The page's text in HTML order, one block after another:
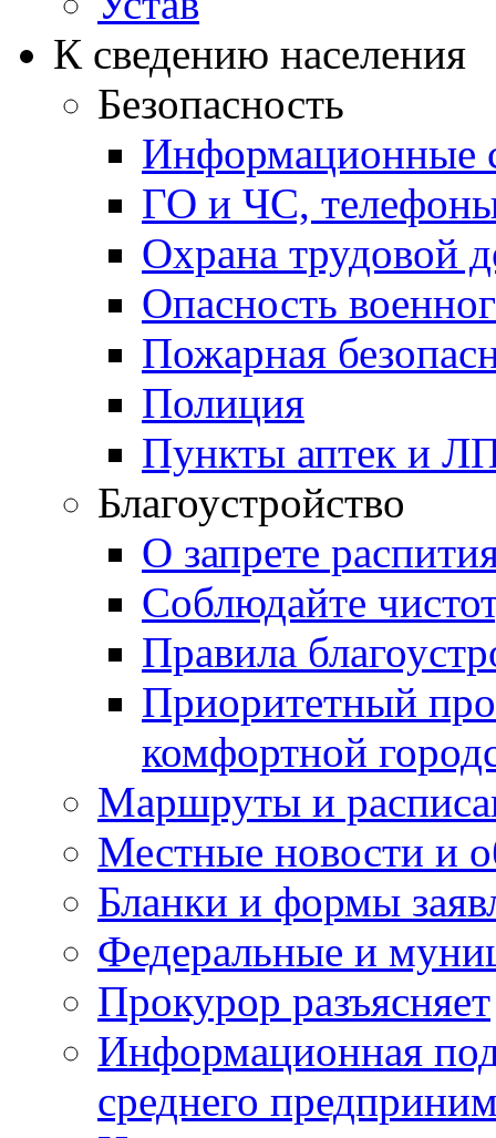
К сведению населения
Безопасность
Информационные
ГО и ЧС,
Охрана трудовой
Опасность
Пожарная
Полиция
Пункты аптек и
Благоустройство
О запрете
Соблюдайте
Правила
Приоритетный
комфортной
Маршруты и
Местные новости и
Бланки и формы
Федеральные и
Прокурор разъясняет
Информационная
среднего